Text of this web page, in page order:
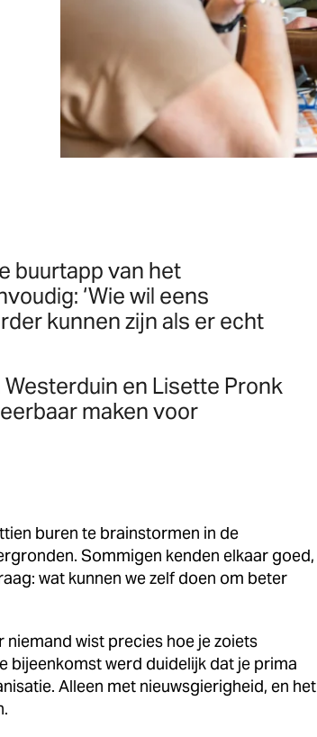
buurtapp van het
‘Wie wil eens
kunnen zijn als er echt
en Lisette Pronk
maken voor
buren te brainstormen in de
Sommigen kenden elkaar goed,
wat kunnen we zelf doen om beter
wist precies hoe je zoiets
bijeenkomst werd duidelijk dat je prima
Alleen met nieuwsgierigheid, en het